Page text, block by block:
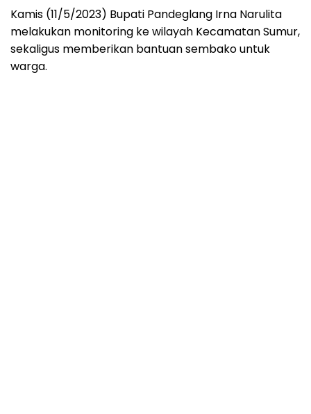
Kamis (11/5/2023) Bupati Pandeglang Irna Narulita
melakukan monitoring ke wilayah Kecamatan Sumur,
sekaligus memberikan bantuan sembako untuk
warga.